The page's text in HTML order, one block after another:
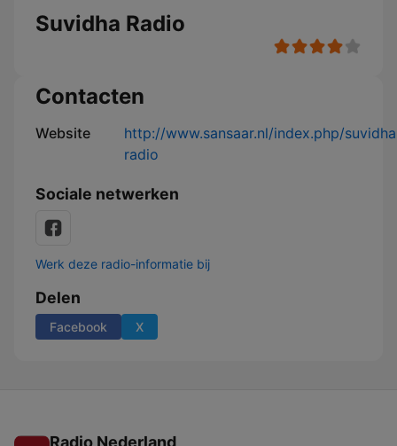
Suvidha Radio
Contacten
Website
http://www.sansaar.nl/index.php/
radio
Sociale netwerken
Werk deze radio-informatie bij
Delen
Facebook X
Radio Nederland